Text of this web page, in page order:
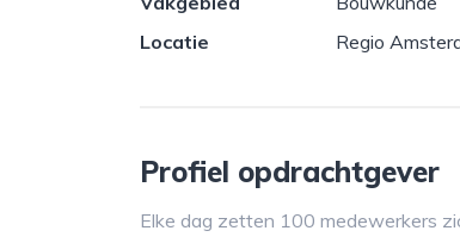
Locatie
Regio
Profiel opdrachtgever
Elke dag zetten 100 medewerkers